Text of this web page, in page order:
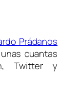
Prádanos
cuantas
Twitter y